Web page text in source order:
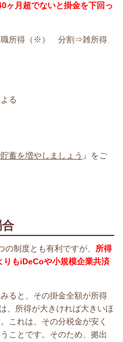
ヶ月超でないと掛金を下回っ
職所得（※） 分割⇒雑所得
る
蓄を増やしましょう 』をご
制度とも有利ですが、 所得
りもiDeCoや小規模企業共済
ると、 その掛金全額が所得
、 所得が大きければ大きいほ
これは、その分税金が安く
ことです。そのため、拠出